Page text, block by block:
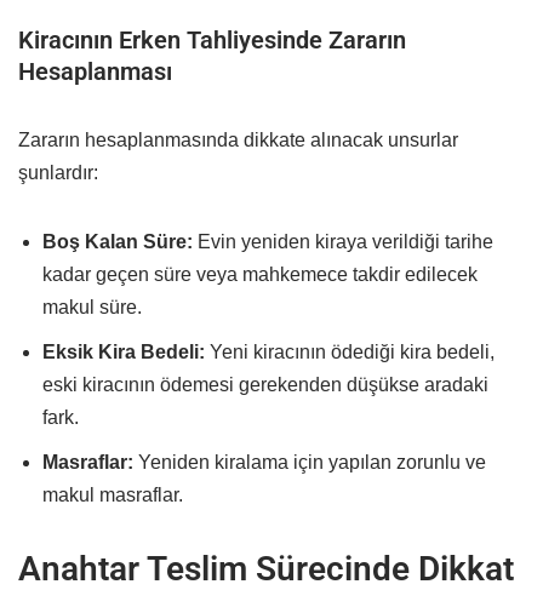
Kiracının Erken Tahliyesinde Zararın
Hesaplanması
Zararın hesaplanmasında dikkate alınacak unsurlar
şunlardır:
Boş Kalan Süre: Evin yeniden kiraya verildiği tarihe
kadar geçen süre veya mahkemece takdir edilecek
makul süre.
Eksik Kira Bedeli: Yeni kiracının ödediği kira bedeli,
eski kiracının ödemesi gerekenden düşükse aradaki
fark.
Masraflar: Yeniden kiralama için yapılan zorunlu ve
makul masraflar.
Anahtar Teslim Sürecinde Dikkat